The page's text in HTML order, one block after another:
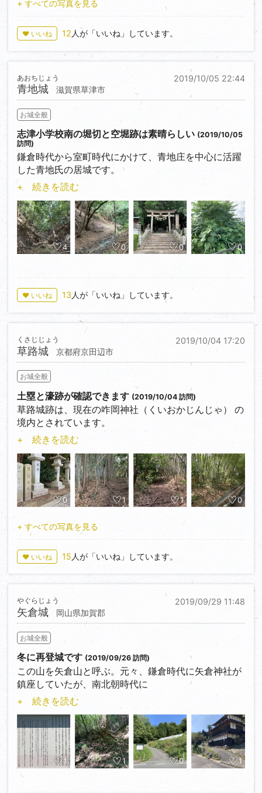
満も会津に移住、
廃城となりました。
浄運寺駐車場を利用、道標が無い登城口＜
36.628326,138.284703＞奥
約１００ｍの道標を右へ進むと、その後は要所に道標
がある登城路で
大城→小城→浄運寺境内裏へ一周できます。堀切・竪
堀・土塁跡などの
遺構が確認できます。
+ すべての写真を見る
♥ いいね 12 人が「いいね」しています。
2019/10/05 22:44
青地城
あおちじょう
滋賀県草津市
お城全般
志津小学校南の堀切と空堀跡は素晴らしい (2019/10/05
訪問)
鎌倉時代から室町時代にかけて、青地庄を中心に活躍
した青地氏の居城です。
青地氏は、六角氏の有力家臣として、また織田信長の
近江入国後は、織田家臣
団として、天下統一に向けて活躍しています。
小槻神社駐車場（数台）を利用、志津小学校の周辺か
ら探索しようと向かうと
夏草に隠れているか、撤去されたのか見当たらない
が、志津小学校南の堀切と
空堀跡は素晴らしい。小槻神社奥の遺構はハッキリ分
からない。
+ 続きを読む
4 0 0 0
♥ いいね 13 人が「いいね」しています。
2019/10/04 17:20
草路城
くさじじょう
京都府京田辺市
お城全般
土塁と濠跡が確認できます (2019/10/04 訪問)
草路城跡は、現在の咋岡神社（くいおかじんじゃ） の
境内とされています。
応仁の乱後に続いた守護畠山氏の跡目争いを端に発生
草路城が戦場となったと伝わります。境内の削平地に
は明瞭な土塁が残り、
周囲には水堀が巡らされている。
すると、土塁と濠跡が
確認できます。
+ 続きを読む
0 1 1 0
+ すべての写真を見る
♥ いいね 15 人が「いいね」しています。
2019/09/29 11:48
矢倉城
やぐらじょう
岡山県加賀郡
お城全般
冬に再登城です (2019/09/26 訪問)
この山を矢倉山と呼ぶ。元々、鎌倉時代に矢倉神社が
鎮座していたが、南北朝時代に
頂上に堅固な「矢倉畦城」が築かれた。初の城主は竹
井氏であったが、元弘の乱頃は
田中氏が奪守して居城としていたらしい。室町から戦
国時代に移ると戦乱が絶えず、
備中松山城の前衛城の役割を担っていたが、天正２年
（1574）毛利氏に攻められて
松山城へと退いている。（案内板より）
+ 続きを読む
1 1 0 1